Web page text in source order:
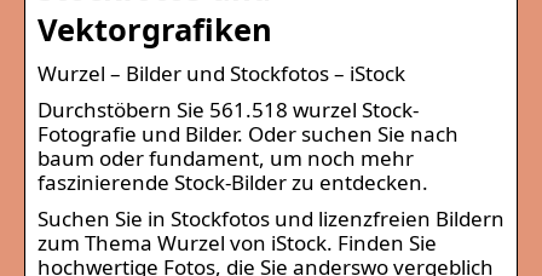
Vektorgrafiken
Wurzel – Bilder und Stockfotos – iStock
Durchstöbern Sie 561.518 wurzel Stock-
Fotografie und Bilder. Oder suchen Sie nach
baum oder fundament, um noch mehr
faszinierende Stock-Bilder zu entdecken.
Suchen Sie in Stockfotos und lizenzfreien Bildern
zum Thema Wurzel von iStock. Finden Sie
hochwertige Fotos, die Sie anderswo vergeblich